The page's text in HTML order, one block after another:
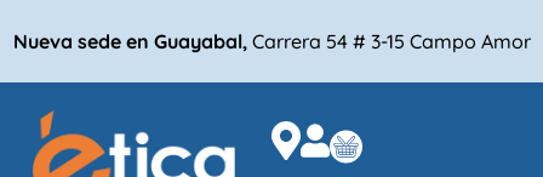
Nueva sede en Guayabal, Carrera 54 # 3-15 Campo Amor